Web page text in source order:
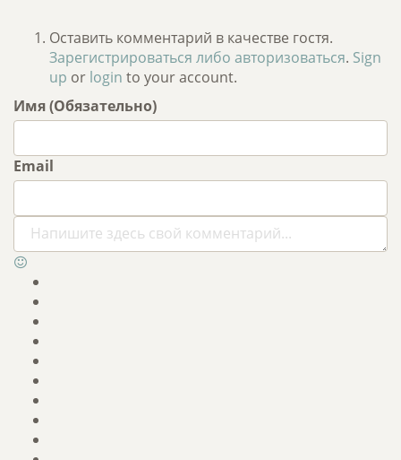
Оставить комментарий в качестве гостя.
Зарегистрироваться либо авторизоваться. Sign
up or login to your account.
Имя (Обязательно)
Email